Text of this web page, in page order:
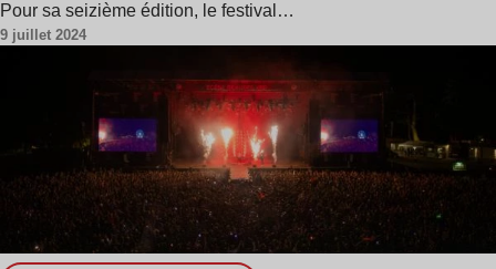
Pour sa seizième édition, le festival…
9 juillet 2024